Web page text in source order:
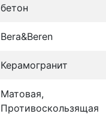
бетон
Bera&Beren
Керамогранит
Матовая,
Противоскользящая